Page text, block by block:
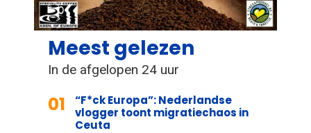
Meest gelezen
In de afgelopen 24 uur
01
“F*ck Europa”: Nederlandse
vlogger toont migratiechaos in
Ceuta